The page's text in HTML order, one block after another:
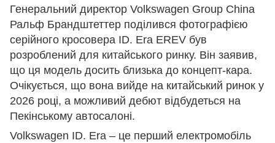
Генеральний директор Volkswagen Group China
Ральф Брандштеттер поділився фотографією
серійного кросовера ID. Era EREV був
розроблений для китайського ринку. Він заявив,
що ця модель досить близька до концепт-кара.
Очікується, що вона вийде на китайський ринок у
2026 році, а можливий дебют відбудеться на
Пекінському автосалоні.
Volkswagen ID. Era – це перший електромобіль